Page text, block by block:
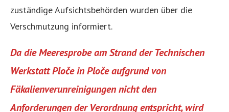
zuständige Aufsichtsbehörden wurden über die
Verschmutzung informiert.
Da die Meeresprobe am Strand der Technischen
Werkstatt Ploče in Ploče aufgrund von
Fäkalienverunreinigungen nicht den
Anforderungen der Verordnung entspricht, wird